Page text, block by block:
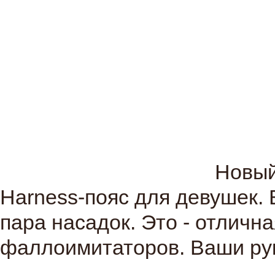
Harness-пояс для девушек.
пара насадок. Это -
фаллоимитаторов. Ваши